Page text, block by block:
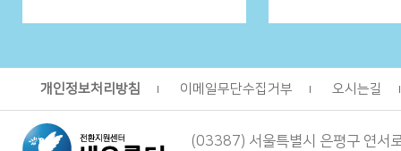
개인정보처리방침 이메일무단수집거부 오시는길
(03387) 서울특별시 은평구 연서